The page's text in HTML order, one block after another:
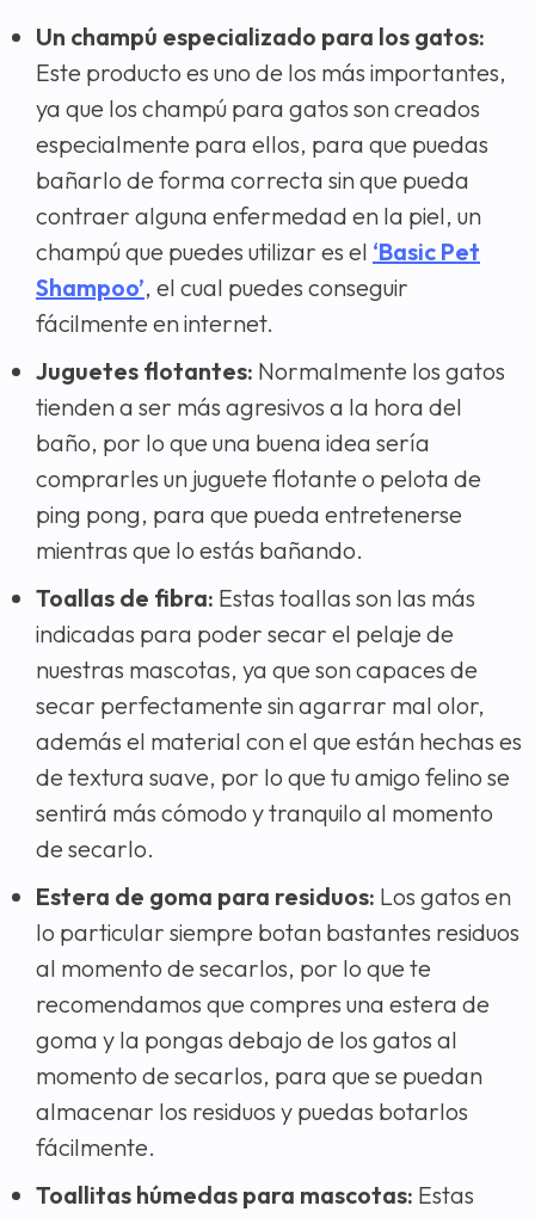
Un champú especializado para los gatos:
Este producto es uno de los más importantes,
ya que los champú para gatos son creados
especialmente para ellos, para que puedas
bañarlo de forma correcta sin que pueda
contraer alguna enfermedad en la piel, un
champú que puedes utilizar es el ‘Basic Pet
Shampoo’, el cual puedes conseguir
fácilmente en internet.
Juguetes flotantes: Normalmente los gatos
tienden a ser más agresivos a la hora del
baño, por lo que una buena idea sería
comprarles un juguete flotante o pelota de
ping pong, para que pueda entretenerse
mientras que lo estás bañando.
Toallas de fibra: Estas toallas son las más
indicadas para poder secar el pelaje de
nuestras mascotas, ya que son capaces de
secar perfectamente sin agarrar mal olor,
además el material con el que están hechas es
de textura suave, por lo que tu amigo felino se
sentirá más cómodo y tranquilo al momento
de secarlo.
Estera de goma para residuos: Los gatos en
lo particular siempre botan bastantes residuos
al momento de secarlos, por lo que te
recomendamos que compres una estera de
goma y la pongas debajo de los gatos al
momento de secarlos, para que se puedan
almacenar los residuos y puedas botarlos
fácilmente.
Toallitas húmedas para mascotas: Estas